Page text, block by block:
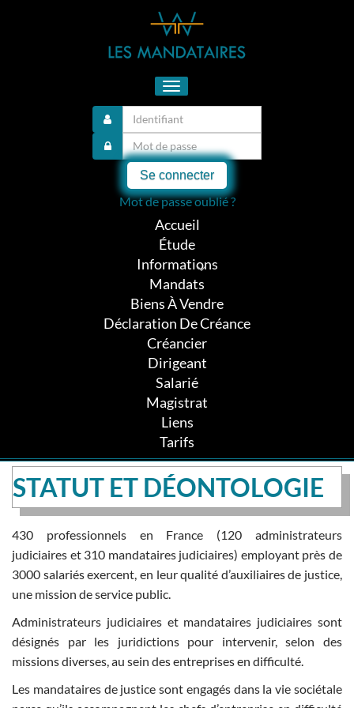
Toggle
navigation
Se connecter
Mot de passe oublié ?
Accueil
Étude
Informations
Mandats
Biens À Vendre
Déclaration De Créance
Créancier
Dirigeant
Salarié
Magistrat
Liens
Tarifs
STATUT ET DÉONTOLOGIE
430 professionnels en France (120 administrateurs
judiciaires et 310 mandataires judiciaires) employant près de
3000 salariés exercent, en leur qualité d’auxiliaires de justice,
une mission de service public.
Administrateurs judiciaires et mandataires judiciaires sont
désignés par les juridictions pour intervenir, selon des
missions diverses, au sein des entreprises en difficulté.
Les mandataires de justice sont engagés dans la vie sociétale